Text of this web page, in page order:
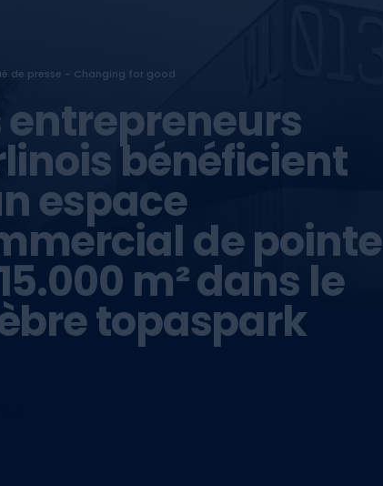
de presse - Changing for good
entrepreneurs
bénéficient
espace
de pointe
m² dans le
topaspark